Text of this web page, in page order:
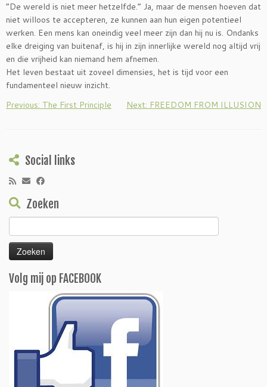
“De wereld is niet meer hetzelfde.” Ja, maar de mensen hoeven dat
niet willoos te accepteren, ze kunnen aan hun eigen potentieel
werken. Een mens kan oneindig veel meer zijn dan hij nu is. Ondanks
elke dreiging van buitenaf, is hij in zijn innerlijke wereld nog altijd vrij
en die vrijheid kan niemand hem afnemen.
Het leven bestaat uit zoveel dimensies, het is tijd voor een
fundamenteel nieuw inzicht.
Previous: The First Principle
Next: FREEDOM FROM ILLUSION
Social links
Zoeken
naar:
Volg mij op FACEBOOK